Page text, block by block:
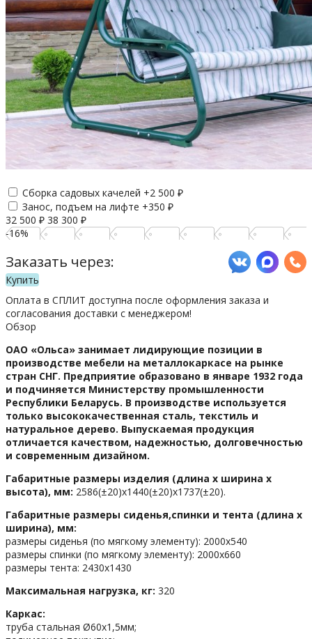
Сборка садовых качелей +2 500 ₽
Занос, подъем на лифте +350 ₽
32 500 ₽ 38 300 ₽
-16%
Заказать через:
Купить
Оплата в СПЛИТ доступна после оформления заказа и
согласования доставки с менеджером!
Обзор
ОАО «Ольса» занимает лидирующие позиции в
производстве мебели на металлокаркасе на рынке
стран СНГ. Предприятие образовано в январе 1932 года
и подчиняется Министерству промышленности
Республики Беларусь. В производстве используется
только высококачественная сталь, текстиль и
натуральное дерево. Выпускаемая продукция
отличается качеством, надежностью, долговечностью
и современным дизайном.
Габаритные размеры изделия (длина х ширина х
высота), мм: 2586(±20)х1440(±20)х1737(±20).
Габаритные размеры сиденья,спинки и тента (длина х
ширина), мм:
размеры сиденья (по мягкому элементу): 2000х540
размеры спинки (по мягкому элементу): 2000х660
размеры тента: 2430х1430
Максимальная нагрузка, кг: 320
Каркас:
труба стальная Ø60х1,5мм;